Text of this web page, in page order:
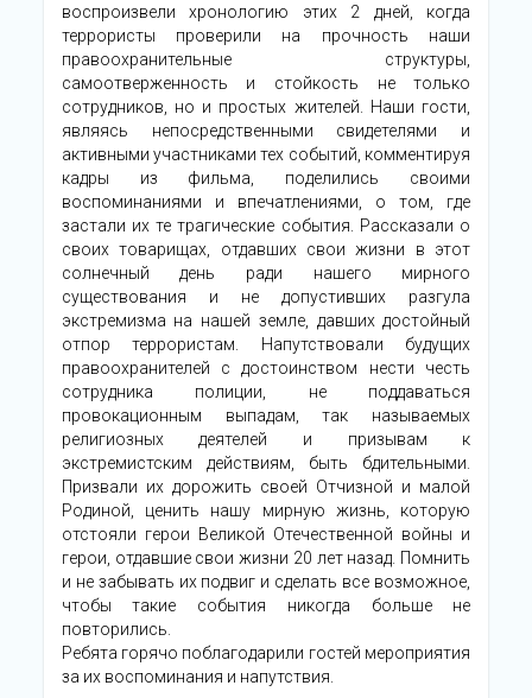
воспроизвели хронологию этих 2 дней, когда
террористы проверили на прочность наши
правоохранительные структуры,
самоотверженность и стойкость не только
сотрудников, но и простых жителей. Наши гости,
являясь непосредственными свидетелями и
активными участниками тех событий, комментируя
кадры из фильма, поделились своими
воспоминаниями и впечатлениями, о том, где
застали их те трагические события. Рассказали о
своих товарищах, отдавших свои жизни в этот
солнечный день ради нашего мирного
существования и не допустивших разгула
экстремизма на нашей земле, давших достойный
отпор террористам. Напутствовали будущих
правоохранителей с достоинством нести честь
сотрудника полиции, не поддаваться
провокационным выпадам, так называемых
религиозных деятелей и призывам к
экстремистским действиям, быть бдительными.
Призвали их дорожить своей Отчизной и малой
Родиной, ценить нашу мирную жизнь, которую
отстояли герои Великой Отечественной войны и
герои, отдавшие свои жизни 20 лет назад. Помнить
и не забывать их подвиг и сделать все возможное,
чтобы такие события никогда больше не
повторились.
Ребята горячо поблагодарили гостей мероприятия
за их воспоминания и напутствия.